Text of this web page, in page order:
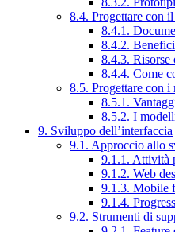
8.4. Progettare con
8.4.1.
8.4.2.
8.4.3. Risorse
8.4.4. Come
8.5. Progettare con
8.5.1.
8.5.2. I
9. Sviluppo dell’interfaccia
9.1. Approccio allo
9.1.1. Attività
9.1.2. Web
9.1.3. Mobile
9.1.4.
9.2. Strumenti di